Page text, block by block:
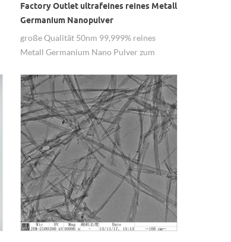
Factory Outlet ultrafeines reines Metall
Germanium Nanopulver
große Qualität 50nm 99,999% reines
Metall Germanium Nano Pulver zum